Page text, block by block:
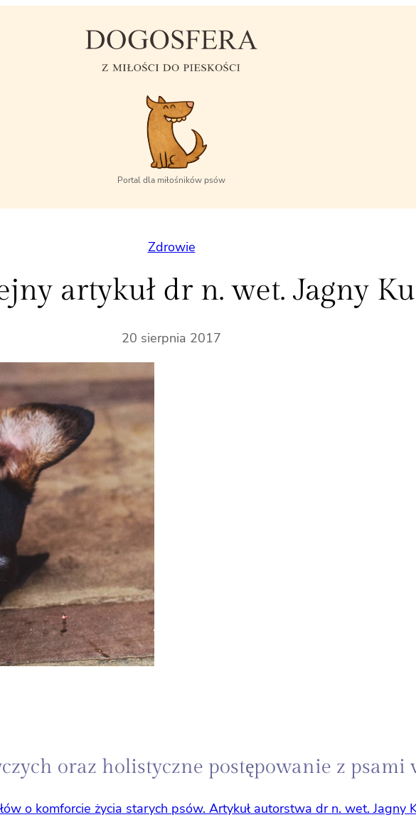
Portal dla miłośników psów
Zdrowie
artykuł dr n. wet. Jagny
20 sierpnia 2017
oraz holistyczne postępowanie z psami
o komforcie życia starych psów. Artykuł autorstwa dr n. wet. Jagny